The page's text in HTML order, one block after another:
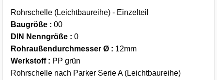
Rohrschelle (Leichtbaureihe) - Einzelteil
Baugröße : 00
DIN Nenngröße : 0
Rohraußendurchmesser Ø : 12mm
Werkstoff : PP grün
Rohrschelle nach Parker Serie A (Leichtbaureihe)